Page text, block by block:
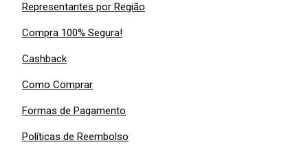
Representantes por Região
Compra 100% Segura!
Cashback
Como Comprar
Formas de Pagamento
Políticas de Reembolso